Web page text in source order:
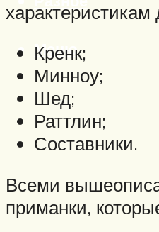
Меню
Кренк;
Минноу;
Шед;
Раттлин;
Составники.
Всеми
приманки,